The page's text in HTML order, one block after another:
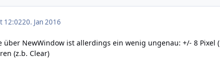
12:0220. Jan 2016
über NewWindow ist allerdings ein wenig ungenau: +/- 8 Pixel
(z.b. Clear)